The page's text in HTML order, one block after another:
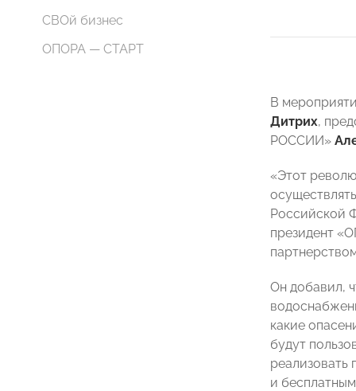
СВОй бизнес
ОПОРА — СТАРТ
В
Дитрих,
РОССИИ»
«Этот
Российской
президент
Он добавил,
какие
будут
реализовать
и